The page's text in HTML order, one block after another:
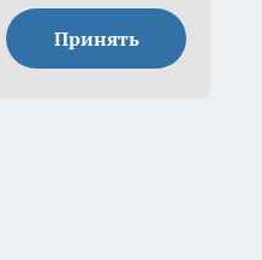
Принять